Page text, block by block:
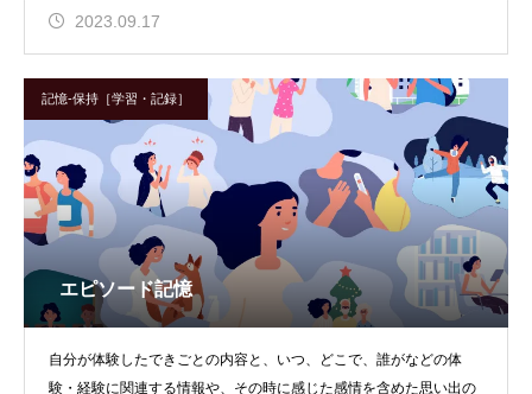
で表現することは難しい
2023.09.17
記憶-保持［学習・記録］
エピソード記憶
自分が体験したできごとの内容と、いつ、どこで、誰がなどの体
験・経験に関連する情報や、その時に感じた感情を含めた思い出の